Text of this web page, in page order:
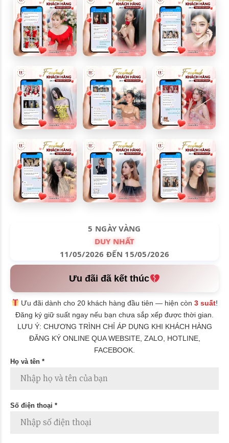
5 NGÀY VÀNG
DUY NHẤT
11/05/2026 ĐẾN 15/05/2026
Ưu đãi đã kết thúc
Ưu đãi dành cho 20 khách hàng đầu tiên — hiện còn3 suất!
Đăng ký giữ suất ngay nếu bạn chưa sắp xếp được thời gian.
LƯU Ý: CHƯƠNG TRÌNH CHỈ ÁP DỤNG KHI KHÁCH HÀNG
ĐĂNG KÝ ONLINE QUA WEBSITE, ZALO, HOTLINE,
FACEBOOK.
Họ và tên *
Số điện thoại *